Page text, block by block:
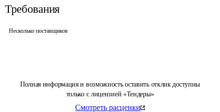
Полная информация и возможность оставить отклик доступны
только с лицензией «Тендеры»
Смотреть расценки
Требования
Несколько поставщиков